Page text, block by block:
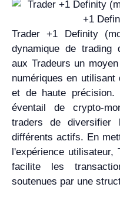
Trader +1 Definity
dynamique de trading
aux Tradeurs un
numériques en
et de haute
éventail de crypto-
traders de diversifier
différents actifs. En
l'expérience utilisateur,
facilite les
soutenues par une